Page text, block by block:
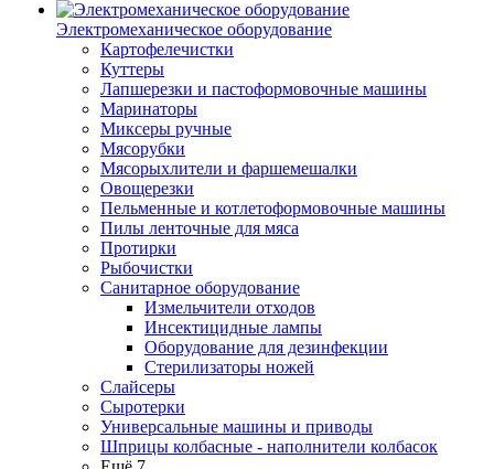
Электромеханическое оборудование
Картофелечистки
Куттеры
Лапшерезки и пастоформовочные машины
Маринаторы
Миксеры ручные
Мясорубки
Мясорыхлители и фаршемешалки
Овощерезки
Пельменные и котлетоформовочные машины
Пилы ленточные для мяса
Протирки
Рыбочистки
Санитарное оборудование
Измельчители отходов
Инсектицидные лампы
Оборудование для дезинфекции
Стерилизаторы ножей
Слайсеры
Сыротерки
Универсальные машины и приводы
Шприцы колбасные - наполнители колбасок